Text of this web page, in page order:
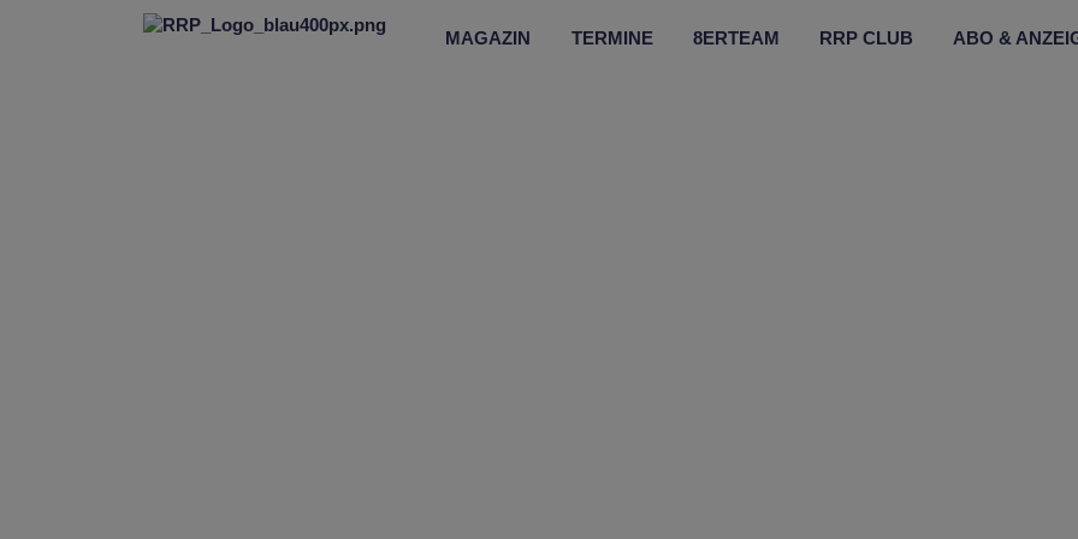
MAGAZIN TERMINE 8ERTEAM RRP CLUB ABO &